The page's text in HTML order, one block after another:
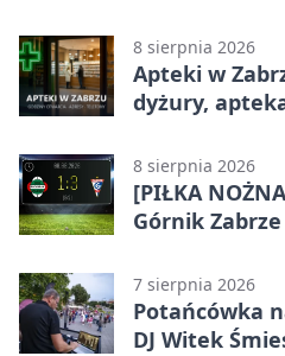
8 sierpnia 2026
Apteki w
dyżury,
8 sierpnia 2026
[PIŁKA
Górnik Zabrze
Federico dał
7 sierpnia 2026
Potańcówka
DJ Witek